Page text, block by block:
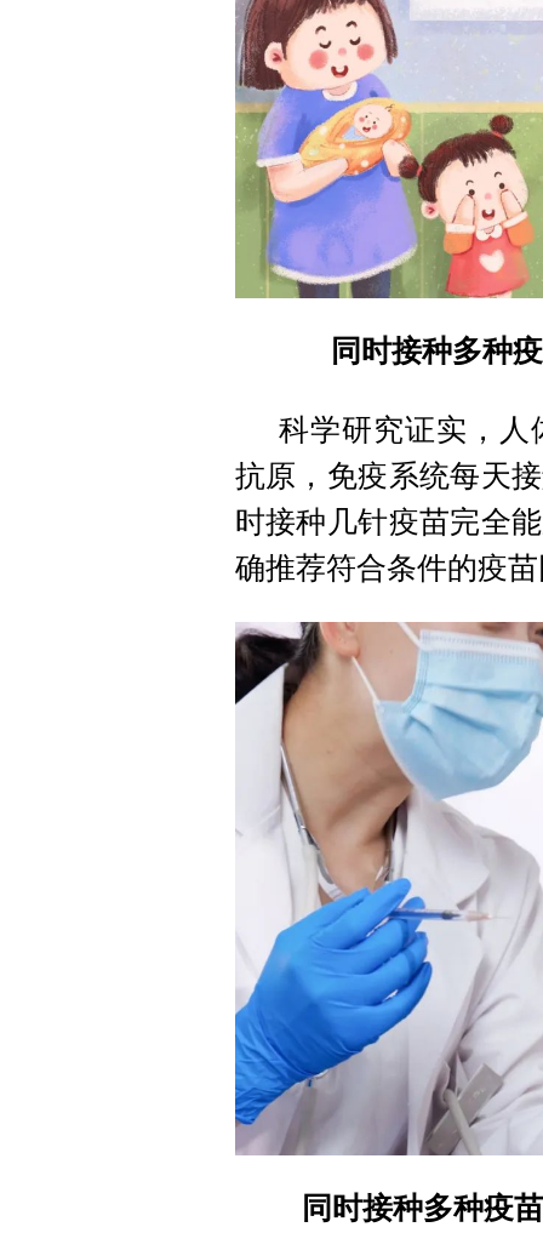
同时接种多种
科学研究证实，人
抗原，免疫系统每天
时接种几针疫苗完全
确推荐符合条件的疫
同时接种多种疫